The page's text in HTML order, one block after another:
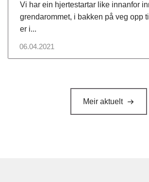
06.04.2021
Vi har ein hjertestartar like innanfor
grendarommet, i bakken på veg opp
er i...
Meir aktuelt